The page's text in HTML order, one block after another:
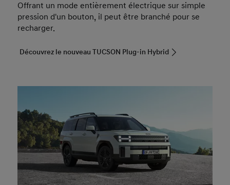
Offrant un mode entièrement électrique sur simple
pression d'un bouton, il peut être branché pour se
recharger.
Découvrez le nouveau TUCSON Plug-in Hybrid